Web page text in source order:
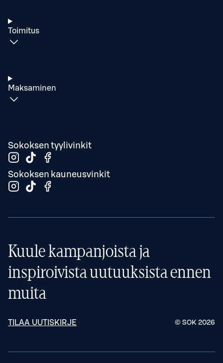
Toimitus
Maksaminen
Sokoksen tyylivinkit
Sokoksen kauneusvinkit
Kuule kampanjoista ja
inspiroivista uutuuksista ennen
muita
TILAA UUTISKIRJE © SOK 2026